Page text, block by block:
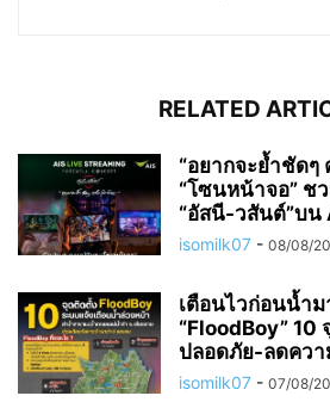
RELATED
“อยากจะย้ำชัดๆ
“โซนหน้าจอ” ช
“อัสนี-วสันต์”บน
isomilk07 - 08/08/
เตือนไวก่อนน้ำ
“FloodBoy” 10
ปลอดภัย-ลดควา
isomilk07 - 07/08/